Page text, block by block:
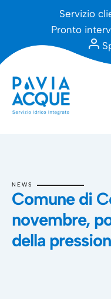
Servizio
Pronto
NEWS
Comune di
novembre,
della